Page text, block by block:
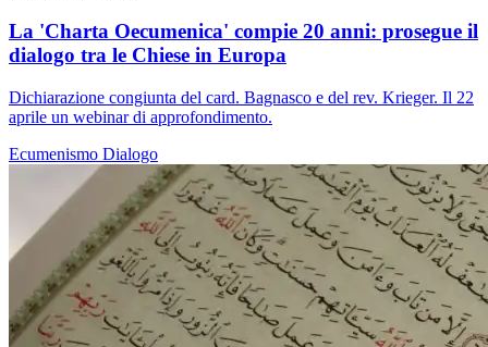
La 'Charta Oecumenica' compie 20 anni: prosegue il
dialogo tra le Chiese in Europa
Dichiarazione congiunta del card. Bagnasco e del rev. Krieger. Il 22
aprile un webinar di approfondimento.
Ecumenismo Dialogo